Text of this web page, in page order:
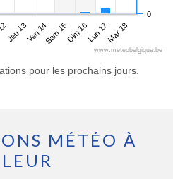
Jeu 13Ven 14Sam 15Dim 16Lun 17Mar 18
0
www.meteobelgique.be
pour les prochains jours.
MÉTÉO À